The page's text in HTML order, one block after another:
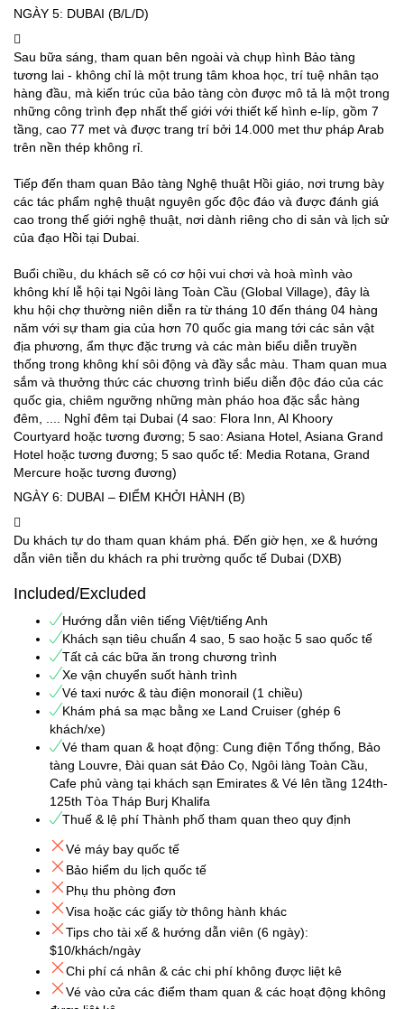
NGÀY 5: DUBAI (B/L/D)
Sau bữa sáng, tham quan bên ngoài và chụp hình Bảo tàng
tương lai - không chỉ là một trung tâm khoa học, trí tuệ nhân tạo
hàng đầu, mà kiến trúc của bảo tàng còn được mô tả là một trong
những công trình đẹp nhất thế giới với thiết kế hình e-líp, gồm 7
tầng, cao 77 met và được trang trí bởi 14.000 met thư pháp Arab
trên nền thép không rỉ.
Tiếp đến tham quan Bảo tàng Nghệ thuật Hồi giáo, nơi trưng bày
các tác phẩm nghệ thuật nguyên gốc độc đáo và được đánh giá
cao trong thế giới nghệ thuật, nơi dành riêng cho di sản và lịch sử
của đạo Hồi tại Dubai.
Buổi chiều, du khách sẽ có cơ hội vui chơi và hoà mình vào
không khí lễ hội tại Ngôi làng Toàn Cầu (Global Village), đây là
khu hội chợ thường niên diễn ra từ tháng 10 đến tháng 04 hàng
năm với sự tham gia của hơn 70 quốc gia mang tới các sản vật
địa phương, ẩm thực đặc trưng và các màn biểu diễn truyền
thống trong không khí sôi động và đầy sắc màu. Tham quan mua
sắm và thưởng thức các chương trình biểu diễn độc đáo của các
quốc gia, chiêm ngưỡng những màn pháo hoa đặc sắc hàng
đêm, .... Nghỉ đêm tại Dubai (4 sao: Flora Inn, Al Khoory
Courtyard hoặc tương đương; 5 sao: Asiana Hotel, Asiana Grand
Hotel hoặc tương đương; 5 sao quốc tế: Media Rotana, Grand
Mercure hoặc tương đương)
NGÀY 6: DUBAI – ĐIỂM KHỞI HÀNH (B)
Du khách tự do tham quan khám phá. Đến giờ hẹn, xe & hướng
dẫn viên tiễn du khách ra phi trường quốc tế Dubai (DXB)
Included/Excluded
Hướng dẫn viên tiếng Việt/tiếng Anh
Khách sạn tiêu chuẩn 4 sao, 5 sao hoặc 5 sao quốc tế
Tất cả các bữa ăn trong chương trình
Xe vận chuyển suốt hành trình
Vé taxi nước & tàu điện monorail (1 chiều)
Khám phá sa mạc bằng xe Land Cruiser (ghép 6
khách/xe)
Vé tham quan & hoạt động: Cung điện Tổng thống, Bảo
tàng Louvre, Đài quan sát Đảo Cọ, Ngôi làng Toàn Cầu,
Cafe phủ vàng tại khách sạn Emirates & Vé lên tầng 124th-
125th Tòa Tháp Burj Khalifa
Thuế & lệ phí Thành phố tham quan theo quy định
Vé máy bay quốc tế
Bảo hiểm du lịch quốc tế
Phụ thu phòng đơn
Visa hoặc các giấy tờ thông hành khác
Tips cho tài xế & hướng dẫn viên (6 ngày):
$10/khách/ngày
Chi phí cá nhân & các chi phí không được liệt kê
Vé vào cửa các điểm tham quan & các hoạt động không